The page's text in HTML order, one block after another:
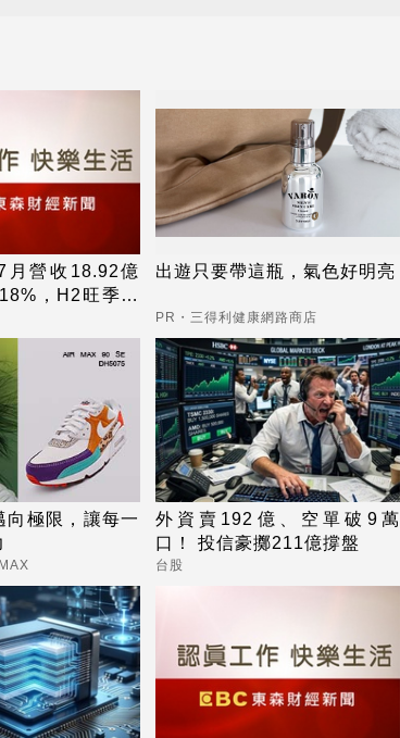
月營收18.92億
，H2旺季到
啟動
出遊只要帶這瓶，氣色好明亮
PR・三得利健康網路商店
向極限，讓每一
外資賣192億、空單破9萬
口！ 投信豪擲211億撐盤
台股